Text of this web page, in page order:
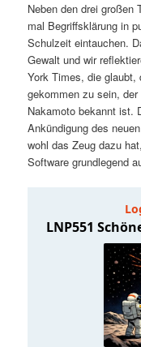
a
l
t
s
p
n
h
a
l
t
Neben den drei großen
mal Begriffsklärung in
Schulzeit eintauchen.
Gewalt und wir
York Times, die
gekommen zu sein,
Nakamoto bekannt ist.
Ankündigung des
wohl das Zeug dazu
Software grundlegend